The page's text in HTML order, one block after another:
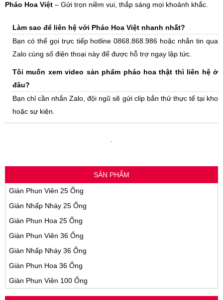
Pháo Hoa Việt – Gửi trọn niềm vui, thắp sáng mọi khoảnh khắc.
Làm sao để liên hệ với Pháo Hoa Việt nhanh nhất?
Bạn có thể gọi trực tiếp hotline 0868.868.986 hoặc nhắn tin qua
Zalo cùng số điện thoại này để được hỗ trợ ngay lập tức.
Tôi muốn xem video sản phẩm pháo hoa thật thì liên hệ ở
đâu?
Bạn chỉ cần nhắn Zalo, đội ngũ sẽ gửi clip bắn thử thực tế tại kho
hoặc sự kiện.
.
SẢN PHẨM
Giàn Phun Viên 25 Ống
Giàn Nhấp Nháy 25 Ống
Giàn Phun Hoa 25 Ống
Giàn Phun Viên 36 Ống
Giàn Nhấp Nháy 36 Ống
Giàn Phun Hoa 36 Ống
Giàn Phun Viên 100 Ống